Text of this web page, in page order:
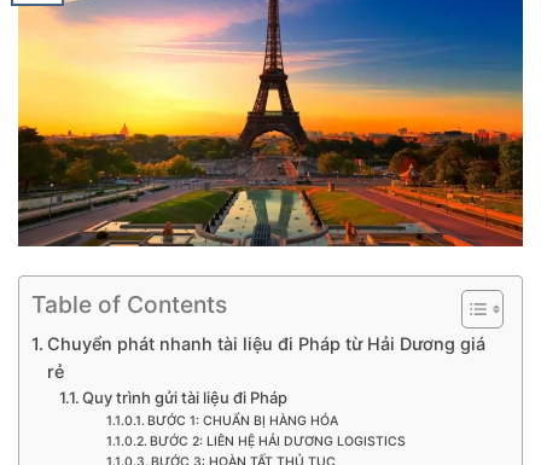
Table of Contents
Chuyển phát nhanh tài liệu đi Pháp từ Hải Dương giá
rẻ
Quy trình gửi tài liệu đi Pháp
BƯỚC 1: CHUẨN BỊ HÀNG HÓA
BƯỚC 2: LIÊN HỆ HẢI DƯƠNG LOGISTICS
BƯỚC 3: HOÀN TẤT THỦ TỤC